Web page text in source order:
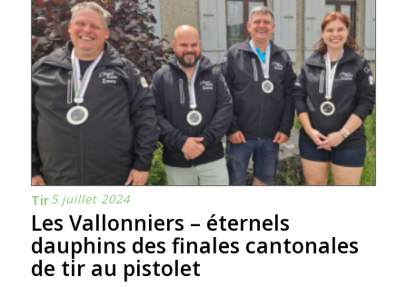
Tir5 juillet 2024
Les Vallonniers – éternels
dauphins des finales cantonales
de tir au pistolet